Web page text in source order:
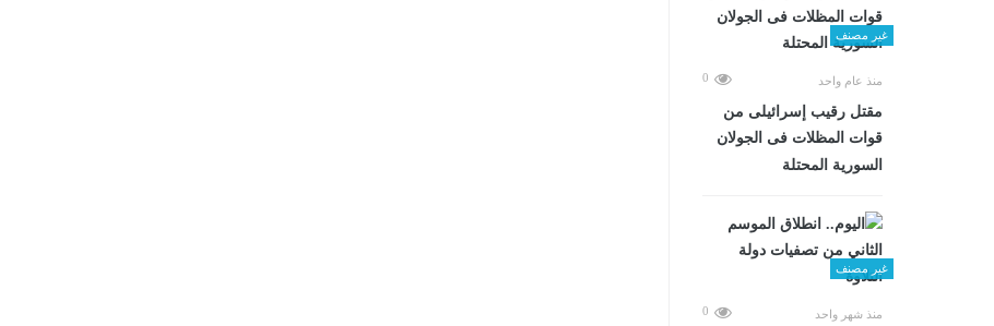
غير مصنف
منذ عام واحد 0
مقتل رقيب إسرائيلى من
قوات المظلات فى الجولان
السورية المحتلة
غير مصنف
منذ شهر واحد 0